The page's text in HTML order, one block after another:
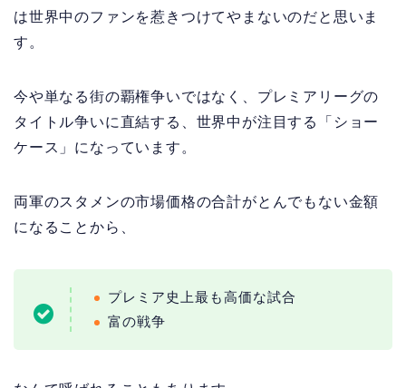
は世界中のファンを惹きつけてやまないのだと思いま
す。
今や単なる街の覇権争いではなく、プレミアリーグの
タイトル争いに直結する、世界中が注目する「ショー
ケース」になっています。
両軍のスタメンの市場価格の合計がとんでもない金額
になることから、
プレミア史上最も高価な試合
富の戦争